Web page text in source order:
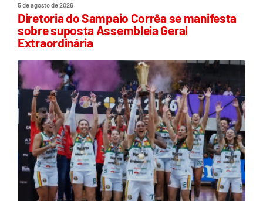
5 de agosto de 2026
Diretoria do Sampaio Corrêa se manifesta
sobre suposta Assembleia Geral
Extraordinária